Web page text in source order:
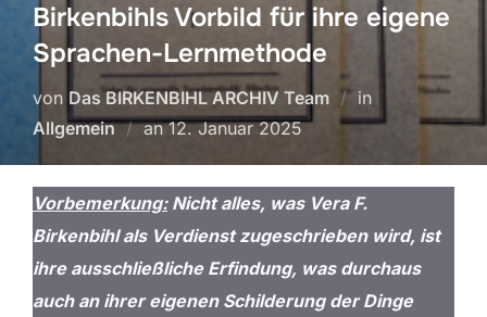
Birkenbihls Vorbild für ihre eigene
Sprachen-Lernmethode
von Das BIRKENBIHL ARCHIV Team
in
Allgemein
anVeröffentlicht
12. Januar 2025
Vorbemerkung:Nicht alles, was Vera F.
Birkenbihl als Verdienst zugeschrieben wird, ist
ihre ausschließliche Erfindung, was durchaus
auch an ihrer eigenen Schilderung der Dinge